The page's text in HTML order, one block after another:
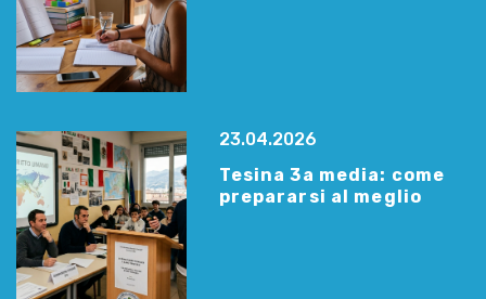
23.04.2026
Tesina 3a media: come
prepararsi al meglio